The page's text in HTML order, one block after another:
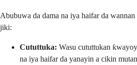
Abubuwa da dama na iya haifar da
jiki:
Cututtuka: Wasu cututtukan
na iya haifar da yanayin a cikin